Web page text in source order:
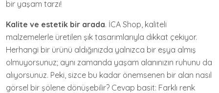
bir yaşam tarzı!
Kalite ve estetik bir arada. İCA Shop, kaliteli
malzemelerle üretilen şık tasarımlarıyla dikkat çekiyor.
Herhangi bir ürünü aldığınızda yalnızca bir eşya almış
olmuyorsunuz; aynı zamanda yaşam alanınızın ruhunu da
alıyorsunuz. Peki, sizce bu kadar önemsenen bir alan nasıl
görsel bir şölene dönüşebilir? Cevap basit: Farklı renk